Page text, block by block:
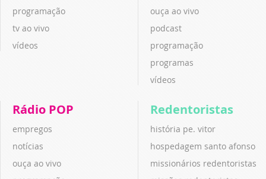
programação
tv ao vivo
vídeos
ouça ao vivo
podcast
programação
programas
vídeos
Rádio POP
empregos
notícias
ouça ao vivo
Redentoristas
história pe. vitor
hospedagem santo afonso
missionários redentoristas